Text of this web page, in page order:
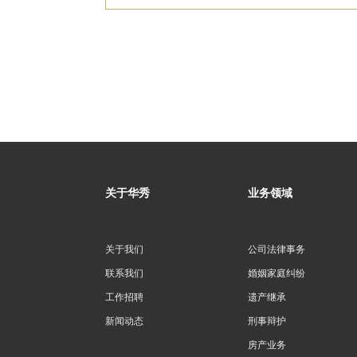
关于华秀
关于我们
联系我们
工作招聘
新闻动态
业务领域
公司法律事务
婚姻家庭纠纷
遗产继承
刑事辩护
房产业务